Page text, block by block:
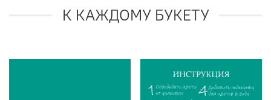
К КАЖДОМУ БУКЕТУ